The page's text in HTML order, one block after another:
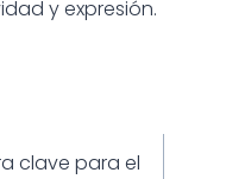
y expresión.
clave para el